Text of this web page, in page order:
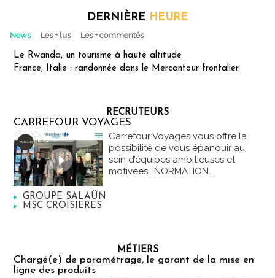
DERNIÈRE HEURE
News Les + lus Les + commentés
Le Rwanda, un tourisme à haute altitude
France, Italie : randonnée dans le Mercantour frontalier
RECRUTEURS
CARREFOUR VOYAGES
Carrefour Voyages vous offre la
possibilité de vous épanouir au
sein d’équipes ambitieuses et
motivées. INORMATION...
GROUPE SALAÜN
MSC CROISIERES
MÉTIERS
Chargé(e) de paramétrage, le garant de la mise en
ligne des produits